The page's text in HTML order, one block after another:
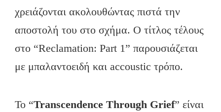
χρειάζονται ακολουθώντας πιστά την
αποστολή του στο σχήμα. Ο τίτλος τέλους
στο “Reclamation: Part 1” παρουσιάζεται
με μπαλαντοειδή και accoustic τρόπο.
Το “Transcendence Through Grief” είναι